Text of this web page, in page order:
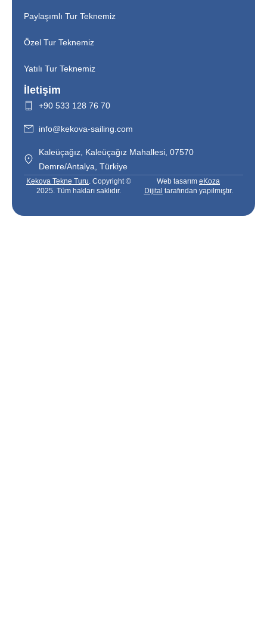
Paylaşımlı Tur Teknemiz
Özel Tur Teknemiz
Yatılı Tur Teknemiz
İletişim
+90 533 128 76 70
info@kekova-sailing.com
Kaleüçağız, Kaleüçağız Mahallesi, 07570
Demre/Antalya, Türkiye
Kekova Tekne Turu . Copyright ©
2025. Tüm hakları saklıdır.
Web tasarım eKoza
Dijital tarafından yapılmıştır.